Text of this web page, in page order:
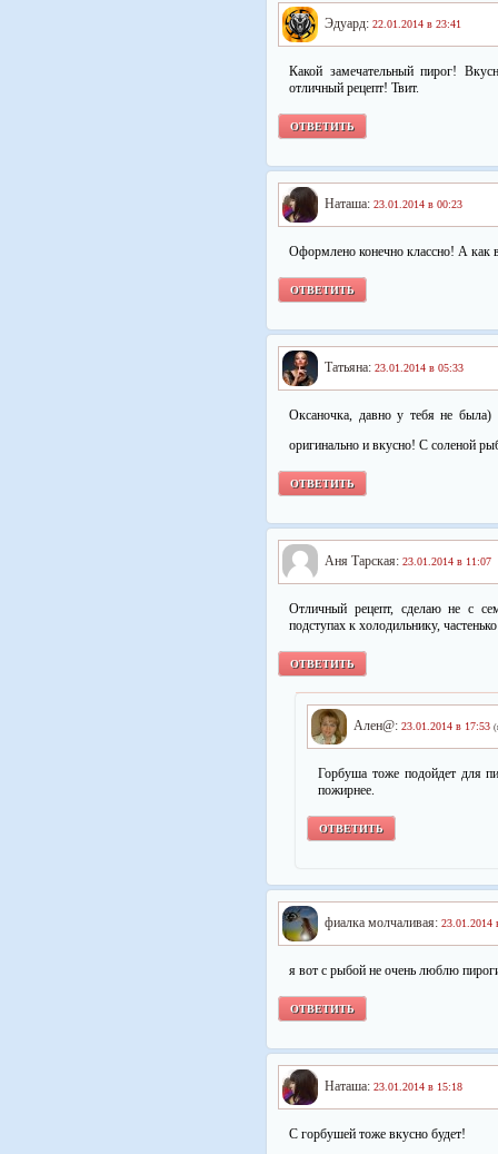
Эдуард: 22.01.2014 в 23:41
Какой замечательный пирог!
отличный рецепт! Твит.
ОТВЕТИТЬ
Наташа: 23.01.2014 в 00:23
Оформлено конечно классно! А как
ОТВЕТИТЬ
Татьяна: 23.01.2014 в 05:33
Оксаночка, давно у тебя не
оригинально и вкусно! С соленой
ОТВЕТИТЬ
Аня Тарская: 23.01.2014 в 11:07
Отличный рецепт, сделаю не с
подступах к холодильнику,
ОТВЕТИТЬ
Ален@: 23.01.2014 в 17:53
Горбуша тоже подойдет для
пожирнее.
ОТВЕТИТЬ
фиалка молчаливая: 23.01.2014
я вот с рыбой не очень люблю
ОТВЕТИТЬ
Наташа: 23.01.2014 в 15:18
С горбушей тоже вкусно будет!